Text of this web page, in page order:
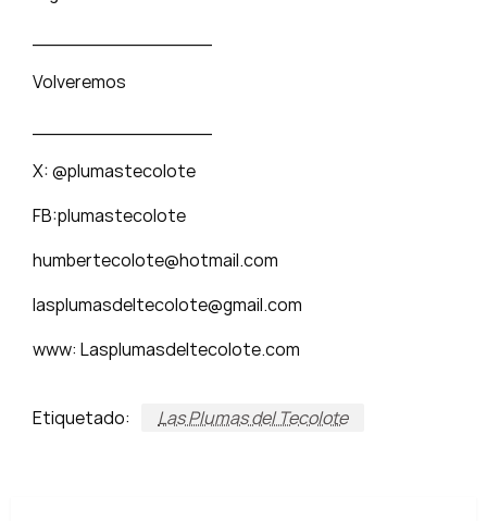
Volveremos
X: @plumastecolote
FB:plumastecolote
humbertecolote@hotmail.com
lasplumasdeltecolote@gmail.com
www: Lasplumasdeltecolote.com
Etiquetado: Las Plumas del Tecolote